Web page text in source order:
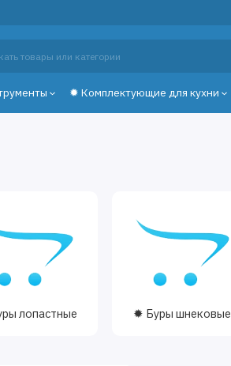
✹ Комплектующие для кухни
лопастные ✹ Буры шнековые